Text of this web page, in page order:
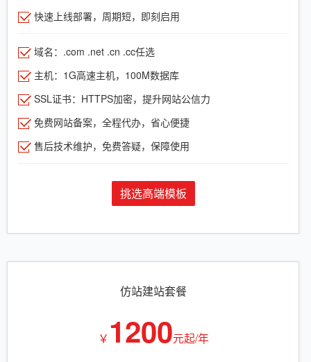
快速上线部署，周期短，即刻启用
域名：.com .net .cn .cc任选
主机：1G高速主机，100M数据库
SSL证书：HTTPS加密，提升网站公信力
免费网站备案，全程代办，省心便捷
售后技术维护，免费答疑，保障使用
挑选高端模板
仿站建站套餐
￥ 1200元起/年